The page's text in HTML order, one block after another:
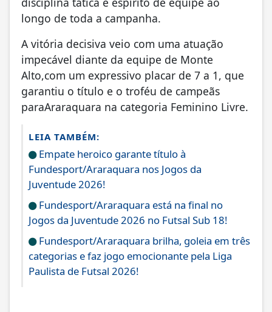
longo de toda a campanha.
A vitória decisiva veio com uma atuação
impecável diante da equipe de Monte
Alto,com um expressivo placar de 7 a 1, que
garantiu o título e o troféu de campeãs
paraAraraquara na categoria Feminino Livre.
LEIA TAMBÉM:
Empate heroico garante título à
Fundesport/Araraquara nos Jogos da
Juventude 2026!
Fundesport/Araraquara está na final no
Jogos da Juventude 2026 no Futsal Sub 18!
Fundesport/Araraquara brilha, goleia em três
categorias e faz jogo emocionante pela Liga
Paulista de Futsal 2026!